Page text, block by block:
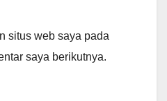
situs web saya pada
saya berikutnya.